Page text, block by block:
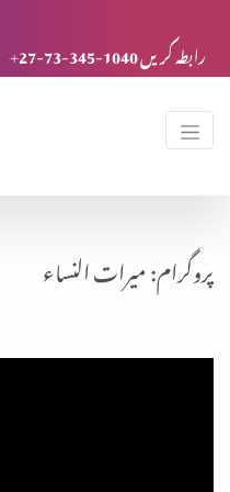
+27-73-345-1040 رابطہ کریں
پروگرام: میرات النساء